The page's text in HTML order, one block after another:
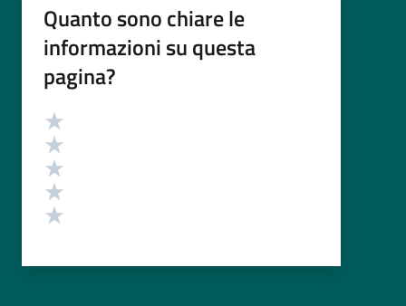
Quanto sono chiare le
informazioni su questa
pagina?
Valutazione